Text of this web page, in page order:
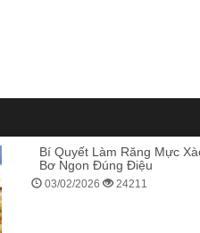
Bí Quyết Làm Răng Mực
Bơ Ngon Đúng Điệu
03/02/2026 24211